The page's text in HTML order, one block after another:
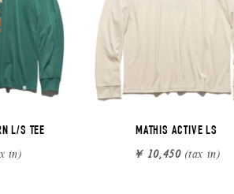
L/S TEE
in)
MATHIS ACTIVE LS
￥ 10,450(tax in)